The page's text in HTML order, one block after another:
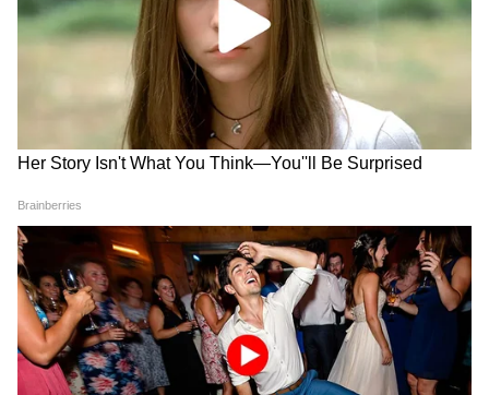
Annapurna Yojana: অন্নপূর্ণা
যোজনার ৩০০০ টাকা প্রতি
মাসের কত তারিখে ঢুকবে? বড়
ঘোষণা মুখ্যমন্ত্রীর
Annapurna Yojana Big
Update: অগস্টের কত তারিখ
থেকে ঢুকবে অন্নপূর্ণার টাকা?
জানালেন মুখ্যমন্ত্রী শুভেন্দু
Jharkhand Protest: হেমন্ত সোরেন
সরকারের বিরুদ্ধে ছাত্রদের বিস্ফোরক
আন্দোলন! যন্তর মন্তর গ্যাং মিসিং
কীভাবে অন্নপূর্ণা ভাণ্ডার নিয়ে কারা ছড়াচ্ছে